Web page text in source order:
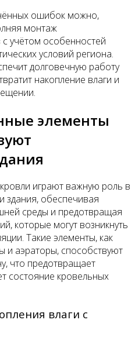
ошибок можно,
монтаж
учётом особенностей
условий региона.
долговечную работу
накопление влаги и
элементы
играют важную роль в
здания, обеспечивая
среды и предотвращая
которые могут возникнуть
Такие элементы, как
и аэраторы, способствуют
что предотвращает
состояние кровельных
влаги с